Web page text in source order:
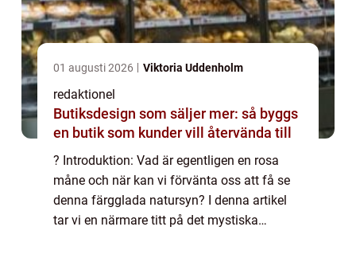
01 augusti 2026 Viktoria Uddenholm
redaktionel
Butiksdesign som säljer mer: så byggs
en butik som kunder vill återvända till
? Introduktion: Vad är egentligen en rosa
måne och när kan vi förvänta oss att få se
denna färgglada natursyn? I denna artikel
tar vi en närmare titt på det mystiska